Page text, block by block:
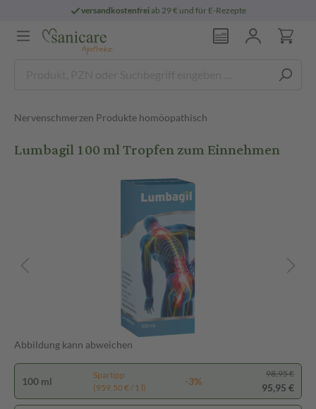
versandkostenfreiab 29 € und für E-Rezepte
Nervenschmerzen Produkte homöopathisch
Lumbagil 100 ml Tropfen zum Einnehmen
Abbildung kann abweichen
100 ml
Spartipp
(959,50 € / 1 l)
-3%
98,95 €
95,95 €